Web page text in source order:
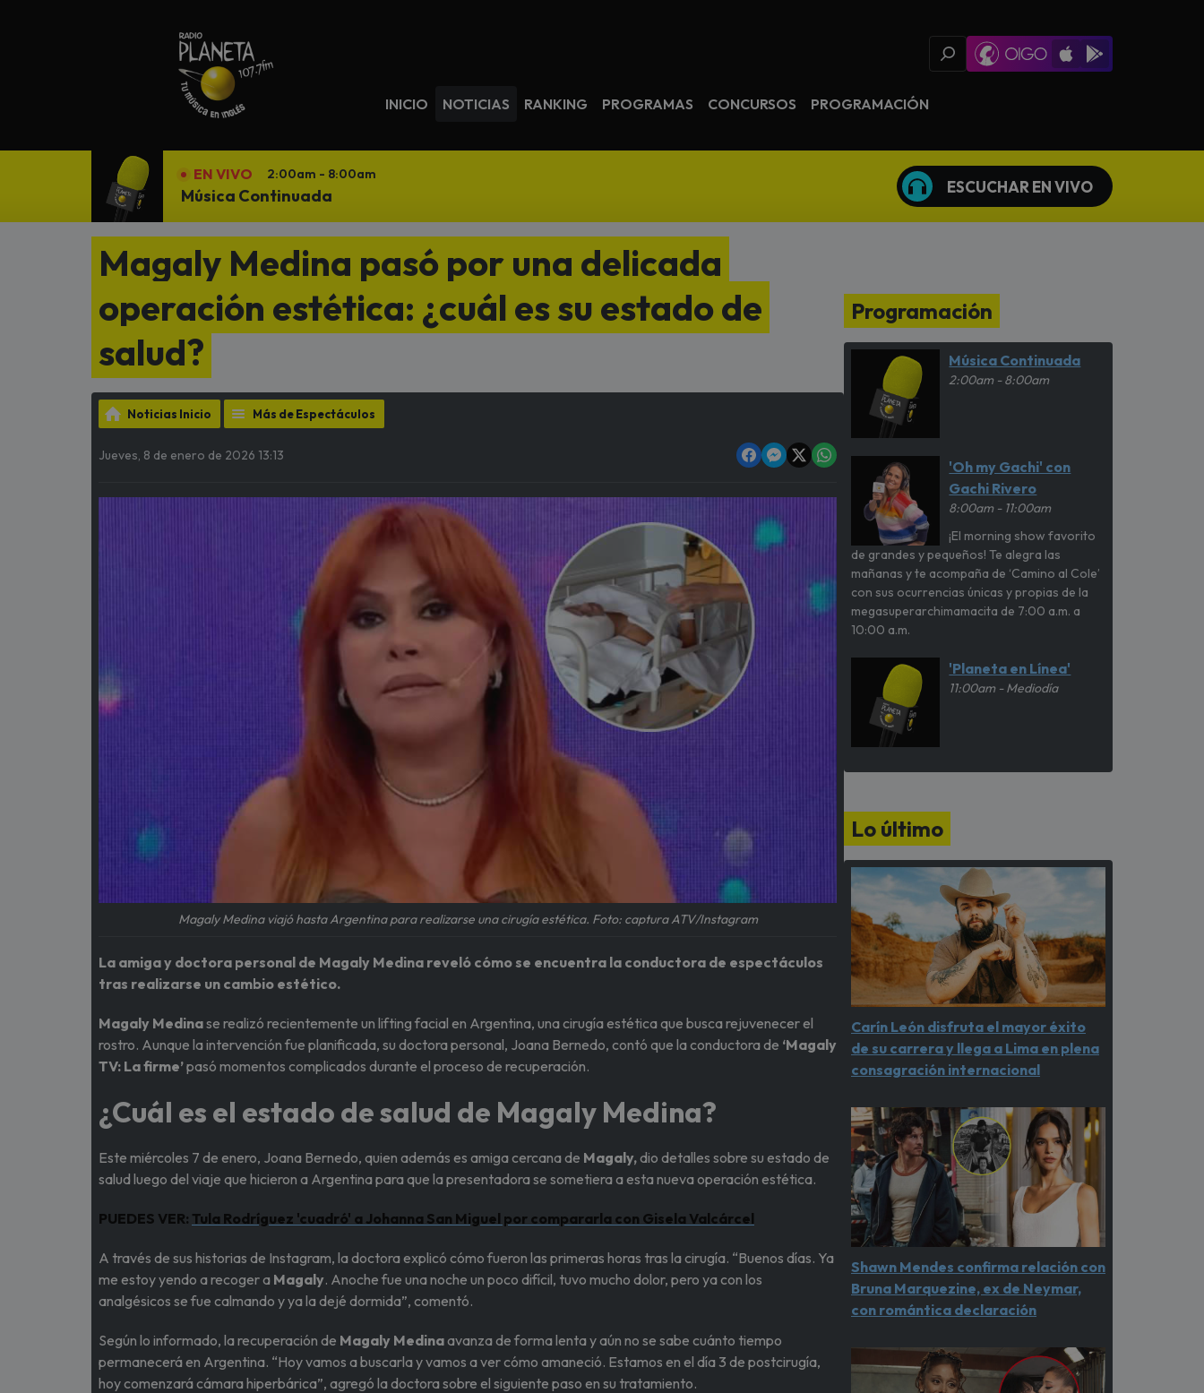
Oigo Radio App
Available on iOS
Available on
INICIO NOTICIAS RANKING PROGRAMAS CONCURSOS PROGRAMACIÓN
EN VIVO 2:00am - 8:00am
Música Continuada ESCUCHAR EN VIVO
Magaly Medina pasó por una delicada
operación estética: ¿cuál es su estado de
salud?
Noticias Inicio Más de Espectáculos
Jueves, 8 de enero de 2026 13:13
Magaly Medina viajó hasta Argentina para realizarse una cirugía estética. Foto: captura ATV/Instagram
La amiga y doctora personal de Magaly Medina reveló cómo se encuentra la conductora de espectáculos
tras realizarse un cambio estético.
Magaly Medinase realizó recientemente un lifting facial en Argentina, una cirugía estética que busca rejuvenecer el
rostro. Aunque la intervención fue planificada, su doctora personal, Joana Bernedo, contó que la conductora de ‘Magaly
TV: La firme’pasó momentos complicados durante el proceso de recuperación.
¿Cuál es el estado de salud de Magaly Medina?
Este miércoles 7 de enero, Joana Bernedo, quien además es amiga cercana de Magaly,dio detalles sobre su estado de
salud luego del viaje que hicieron a Argentina para que la presentadora se sometiera a esta nueva operación estética.
PUEDES VER: Tula Rodríguez 'cuadró' a Johanna San Miguel por compararla con Gisela Valcárcel
A través de sus historias de Instagram, la doctora explicó cómo fueron las primeras horas tras la cirugía. “Buenos días. Ya
me estoy yendo a recoger a Magaly. Anoche fue una noche un poco difícil, tuvo mucho dolor, pero ya con los
analgésicos se fue calmando y ya la dejé dormida”, comentó.
Según lo informado, la recuperación de Magaly Medinaavanza de forma lenta y aún no se sabe cuánto tiempo
permanecerá en Argentina. “Hoy vamos a buscarla y vamos a ver cómo amaneció. Estamos en el día 3 de postcirugía,
hoy comenzará cámara hiperbárica”, agregó la doctora sobre el siguiente paso en su tratamiento.
Programación
Música Continuada
2:00am - 8:00am
'Oh my Gachi' con
Gachi Rivero
8:00am - 11:00am
¡El morning show favorito
de grandes y pequeños! Te alegra las
mañanas y te acompaña de ‘Camino al Cole’
con sus ocurrencias únicas y propias de la
megasuperarchimamacita de 7:00 a.m. a
10:00 a.m.
'Planeta en Línea'
11:00am - Mediodía
Lo último
Carín León disfruta el mayor éxito
de su carrera y llega a Lima en plena
consagración internacional
Shawn Mendes confirma relación con
Bruna Marquezine, ex de Neymar,
con romántica declaración